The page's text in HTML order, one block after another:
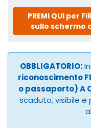
PREMI QUI per
sullo schermo
OBBLIGATORIO:
riconoscimento
o passaporto) A
scaduto, visibile